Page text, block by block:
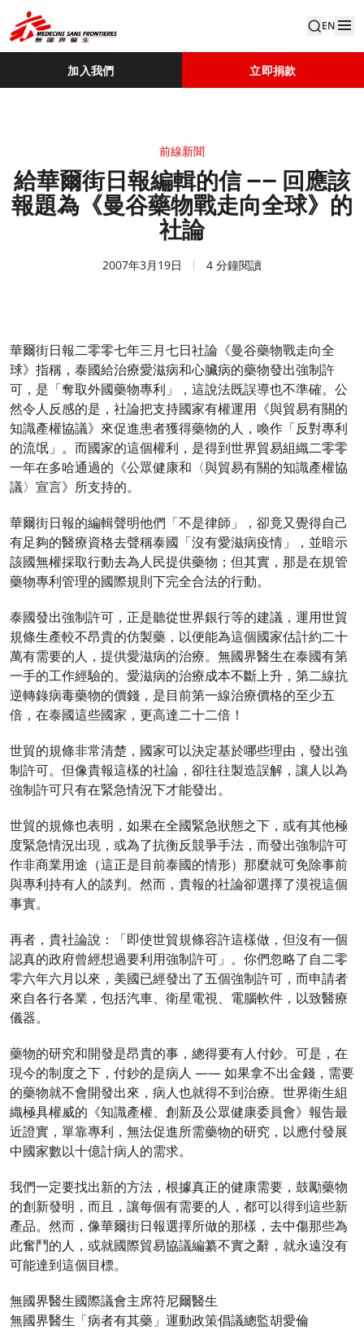
EN
加入我們 立即捐款
前線新聞
給華爾街日報編輯的信 —— 回應該
報題為《曼谷藥物戰走向全球》的
社論
2007年3月19日 4 分鐘閱讀
華爾街日報二零零七年三月七日社論《曼谷藥物戰走向全
球》指稱，泰國給治療愛滋病和心臟病的藥物發出強制許
可，是「奪取外國藥物專利」，這說法既誤導也不準確。公
然令人反感的是，社論把支持國家有權運用《與貿易有關的
知識產權協議》來促進患者獲得藥物的人，喚作「反對專利
的流氓」。而國家的這個權利，是得到世界貿易組織二零零
一年在多哈通過的《公眾健康和〈與貿易有關的知識產權協
議〉宣言》所支持的。
華爾街日報的編輯聲明他們「不是律師」，卻竟又覺得自己
有足夠的醫療資格去聲稱泰國「沒有愛滋病疫情」，並暗示
該國無權採取行動去為人民提供藥物；但其實，那是在規管
藥物專利管理的國際規則下完全合法的行動。
泰國發出強制許可，正是聽從世界銀行等的建議，運用世貿
規條生產較不昂貴的仿製藥，以便能為這個國家估計約二十
萬有需要的人，提供愛滋病的治療。無國界醫生在泰國有第
一手的工作經驗的。愛滋病的治療成本不斷上升，第二線抗
逆轉錄病毒藥物的價錢，是目前第一線治療價格的至少五
倍，在泰國這些國家，更高達二十二倍！
世貿的規條非常清楚，國家可以決定基於哪些理由，發出強
制許可。但像貴報這樣的社論，卻往往製造誤解，讓人以為
強制許可只有在緊急情況下才能發出。
世貿的規條也表明，如果在全國緊急狀態之下，或有其他極
度緊急情況出現，或為了抗衡反競爭手法，而發出強制許可
作非商業用途（這正是目前泰國的情形）那麼就可免除事前
與專利持有人的談判。然而，貴報的社論卻選擇了漠視這個
事實。
再者，貴社論說：「即使世貿規條容許這樣做，但沒有一個
認真的政府曾經想過要利用強制許可」。你們忽略了自二零
零六年六月以來，美國已經發出了五個強制許可，而申請者
來自各行各業，包括汽車、衛星電視、電腦軟件，以致醫療
儀器。
藥物的研究和開發是昂貴的事，總得要有人付鈔。可是，在
現今的制度之下，付鈔的是病人 —— 如果拿不出金錢，需要
的藥物就不會開發出來，病人也就得不到治療。世界衛生組
織極具權威的《知識產權、創新及公眾健康委員會》報告最
近證實，單靠專利，無法促進所需藥物的研究，以應付發展
中國家數以十億計病人的需求。
我們一定要找出新的方法，根據真正的健康需要，鼓勵藥物
的創新發明，而且，讓每個有需要的人，都可以得到這些新
產品。然而，像華爾街日報選擇所做的那樣，去中傷那些為
此奮鬥的人，或就國際貿易協議編纂不實之辭，就永遠沒有
可能達到這個目標。
無國界醫生國際議會主席符尼爾醫生
無國界醫生「病者有其藥」運動政策倡議總監胡愛倫